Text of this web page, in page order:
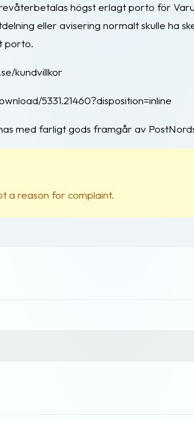
högst erlagt porto för
eller avisering normalt skulle ha
porto.
kundvillkor
5331.21460?disposition=inline
med farligt gods framgår av
a reason for complaint.